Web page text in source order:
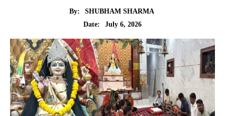
By:
SHUBHAM SHARMA
Date:
July 6, 2026